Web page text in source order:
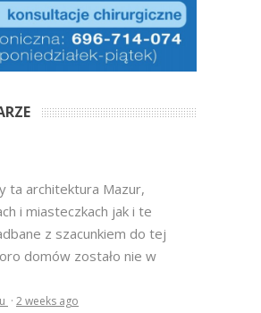
ta architektura Mazur,
i miasteczkach jak i te
z szacunkiem do tej
domów zostało nie w
· 2 weeks ago